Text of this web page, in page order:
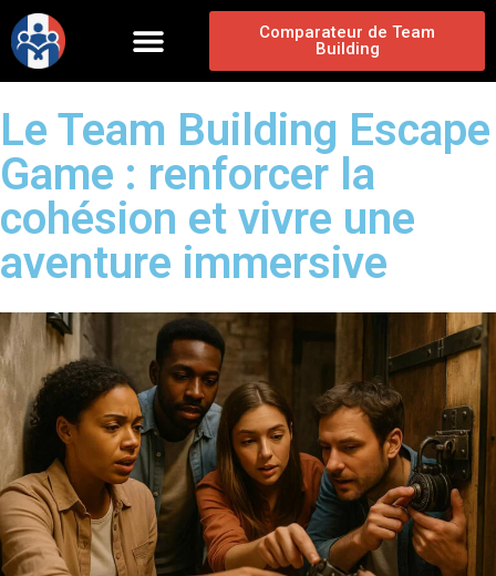
Comparateur de Team
Building
Le Team Building Escape
Game : renforcer la
cohésion et vivre une
aventure immersive